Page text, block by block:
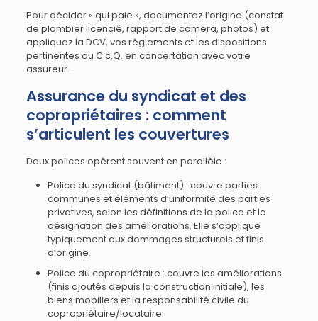
Pour décider « qui paie », documentez l’origine (constat
de plombier licencié, rapport de caméra, photos) et
appliquez la DCV, vos règlements et les dispositions
pertinentes du C.c.Q. en concertation avec votre
assureur.
Assurance du syndicat et des
copropriétaires : comment
s’articulent les couvertures
Deux polices opèrent souvent en parallèle :
Police du syndicat (bâtiment) : couvre parties
communes et éléments d’uniformité des parties
privatives, selon les définitions de la police et la
désignation des améliorations. Elle s’applique
typiquement aux dommages structurels et finis
d’origine.
Police du copropriétaire : couvre les améliorations
(finis ajoutés depuis la construction initiale), les
biens mobiliers et la responsabilité civile du
copropriétaire/locataire.